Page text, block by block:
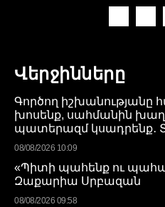
Վերջինները
Գործող իշխանությանը
խոսենք, սահմանին
պատերազմ կսադրենք․
08/08/2026 10:09
«Պիտի պահենք ու
Զաքարիա Սրբազան
08/08/2026 09:58